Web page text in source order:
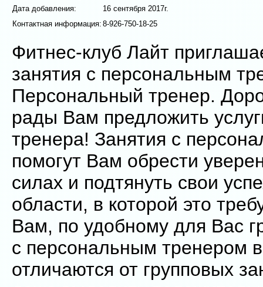
Дата добавления:
16 сентября 2017г.
Контактная информация:8-926-750-18-25
Фитнес-клуб Лайт
занятия с персональным
Персональный тренер.
рады Вам предложить
тренера! Занятия с
помогут Вам обрести
силах и подтянуть свои
области, в которой это
Вам, по удобному для Вас
с персональным тренером
отличаются от групповых